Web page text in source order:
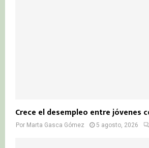
Crece el desempleo entre jóvenes
Por Marta Gasca Gómez 5 agosto, 2026